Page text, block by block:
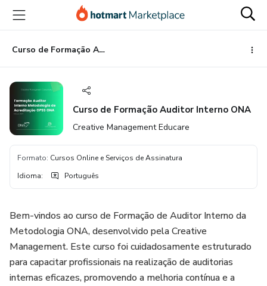
para
conteúdo
principal
para
pagamento
para
rodapé
Curso de Formação Auditor Interno ONA
Curso de Formação Auditor Interno ONA
Creative Management Educare
Formato: Cursos Online e Serviços de Assinatura
Idioma: Português
Bem-vindos ao curso de Formação de Auditor Interno da
Metodologia ONA, desenvolvido pela Creative
Management. Este curso foi cuidadosamente estruturado
para capacitar profissionais na realização de auditorias
internas eficazes, promovendo a melhoria contínua e a